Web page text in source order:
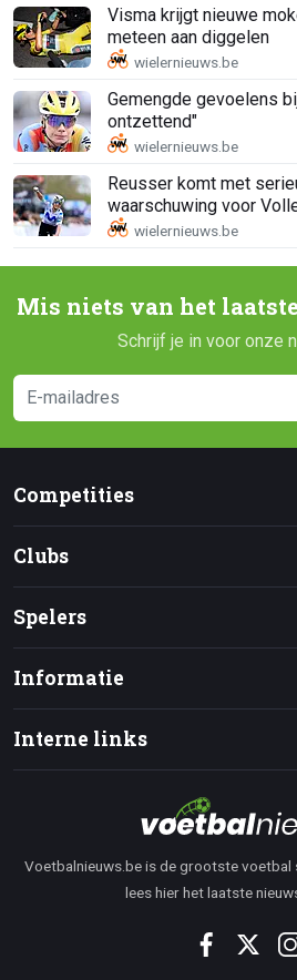
Visma krijgt nieuwe
meteen aan diggelen
Gemengde gevoelens
ontzettend"
Reusser komt met
waarschuwing voor
Mis niets van het
Schrijf je in voor onze
Competities
Clubs
Spelers
Informatie
Interne links
Voetbalnieuws.be is de grootste voetbal
lees hier het laatste